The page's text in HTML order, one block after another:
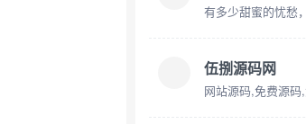
有多少甜蜜的忧愁
伍捌源码网
网站源码,免费源